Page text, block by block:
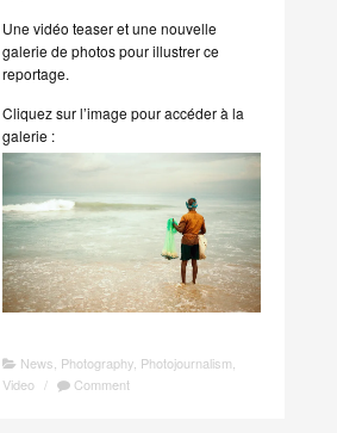
Une vidéo teaser et une nouvelle
galerie de photos pour illustrer ce
reportage.
Cliquez sur l’image pour accéder à la
galerie :
News, Photography, Photojournalism,
Video / Comment